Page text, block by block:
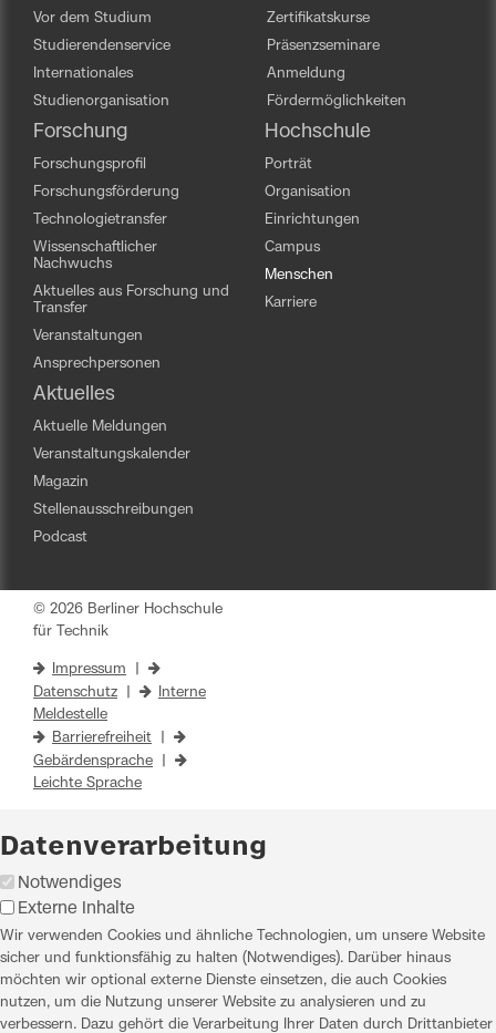
Vor dem Studium
Studierendenservice
Internationales
Studienorganisation
Zertifikatskurse
Präsenzseminare
Anmeldung
Fördermöglichkeiten
Forschung
Forschungsprofil
Forschungsförderung
Technologietransfer
Wissenschaftlicher
Nachwuchs
Aktuelles aus Forschung und
Transfer
Veranstaltungen
Ansprechpersonen
Hochschule
Porträt
Organisation
Einrichtungen
Campus
Menschen
Karriere
Aktuelles
Aktuelle Meldungen
Veranstaltungskalender
Magazin
Stellenausschreibungen
Podcast
© 2026 Berliner Hochschule
für Technik
Impressum
Datenschutz
Interne
Meldestelle
Barrierefreiheit
Gebärdensprache
Leichte Sprache
Datenverarbeitung
Notwendiges
Externe Inhalte
Wir verwenden Cookies und ähnliche Technologien, um unsere Website
sicher und funktionsfähig zu halten (Notwendiges). Darüber hinaus
möchten wir optional externe Dienste einsetzen, die auch Cookies
nutzen, um die Nutzung unserer Website zu analysieren und zu
verbessern. Dazu gehört die Verarbeitung Ihrer Daten durch Drittanbieter